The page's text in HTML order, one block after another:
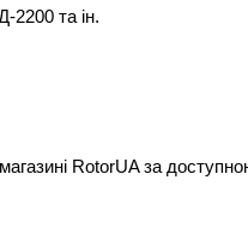
та ін.
RotorUA за